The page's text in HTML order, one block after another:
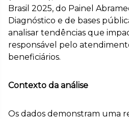
Brasil 2025, do Painel
Diagnóstico e de bases
analisar tendências que
responsável pelo
beneficiários.
Contexto da análise
Os dados demonstram uma